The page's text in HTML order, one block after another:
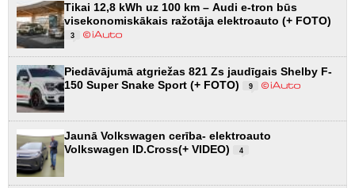
Tikai 12,8 kWh uz 100 km – Audi e-tron būs
visekonomiskākais ražotāja elektroauto (+ FOTO)
3
Piedāvājumā atgriežas 821 Zs jaudīgais Shelby F-
150 Super Snake Sport (+ FOTO)
9
Jaunā Volkswagen cerība- elektroauto
Volkswagen ID.Cross(+ VIDEO)
4